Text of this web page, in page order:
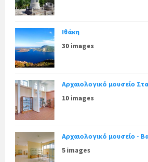
Ιθάκη
30 images
Αρχαιολογικό μουσείο
10 images
Αρχαιολογικό μουσείο -
5 images